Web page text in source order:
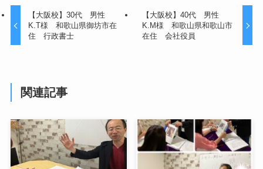
【大阪校】30代 男性
K.T様 和歌山県御坊市在
住 行政書士
【大阪校】40代 男性
K.M様 和歌山県和歌山市
在住 会社役員
関連記事